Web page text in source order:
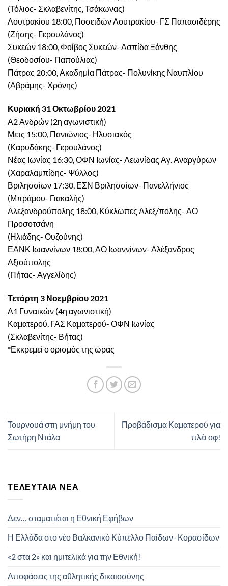
(Τόλιος- Σκλαβενίτης, Τσάκωνας)
Λουτρακίου 18:00, Ποσειδών Λουτρακίου- ΓΣ Παπασιδέρης
(Ζήσης- Γερουλάνος)
Συκεών 18:00, Φοίβος Συκεών- Ασπίδα Ξάνθης
(Θεοδοσίου- Παπούλιας)
Πάτρας 20:00, Ακαδημία Πάτρας- Πολυνίκης Ναυπλίου
(Αβράμης- Χρόνης)
Κυριακή 31 Οκτωβρίου 2021
Α2 Ανδρών (2η αγωνιστική)
Μετς 15:00, Πανιώνιος- Ηλυσιακός
(Καρυδάκης- Γερουλάνος)
Νέας Ιωνίας 16:30, ΟΦΝ Ιωνίας- Λεωνίδας Αγ. Αναργύρων
(Χαραλαμπίδης- Ψύλλος)
Βριλησσίων 17:30, ΕΣΝ Βριλησσίων- Πανελλήνιος
(Μπράμου- Γιακαλής)
Αλεξανδρούπολης 18:00, Κύκλωπες Αλεξ/πολης- ΑΟ
Προσοτσάνη
(Ηλιάδης- Ουζούνης)
ΕΑΝΚ Ιωαννίνων 18:00, ΑΟ Ιωαννίνων- Αλέξανδρος
Αξιούπολης
(Πήτας- Αγγελίδης)
Τετάρτη 3 Νοεμβρίου 2021
Α1 Γυναικών (4η αγωνιστική)
Καματερού, ΓΑΣ Καματερού- ΟΦΝ Ιωνίας
(Σκλαβενίτης- Βήτας)
*Εκκρεμεί ο ορισμός της ώρας
Τουρνουά στη μνήμη του
Σωτήρη Ντάλα
Προβάδισμα Καματερού για
πλέι οφ!
ΤΕΛΕΥΤΑΊΑ ΝΈΑ
Δεν… σταματιέται η Εθνική Εφήβων
Η Ελλάδα στο νέο Βαλκανικό Κύπελλο Παίδων- Κορασίδων
«2 στα 2» και ημιτελικά για την Εθνική!
Αποφάσεις της αθλητικής δικαιοσύνης